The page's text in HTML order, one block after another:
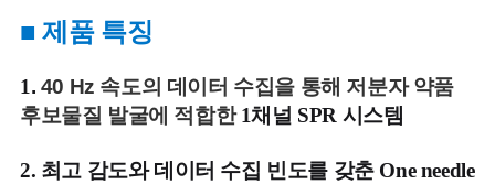
■제품 특징
1. 40 Hz 속도의 데이터 수집을 통해 저분자 약품
후보물질 발굴에 적합한1채널 SPR 시스템
2. 최고 감도와 데이터 수집 빈도를 갖춘 One needle